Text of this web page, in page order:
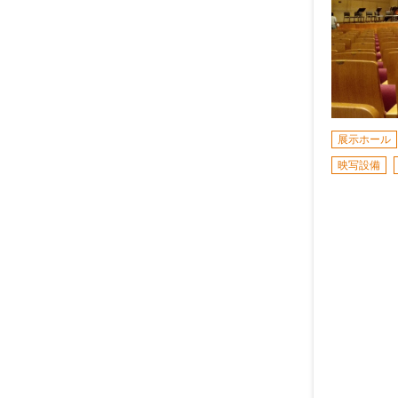
展示ホール
映写設備